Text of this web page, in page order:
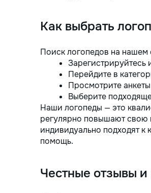
Как выбрать
Поиск логопедов на нашем
Зарегистрируйтесь
Перейдите в
Просмотрите
Выберите
Наши логопеды — это
регулярно повышают свою
индивидуально подходят к
помощь.
Честные отзывы и